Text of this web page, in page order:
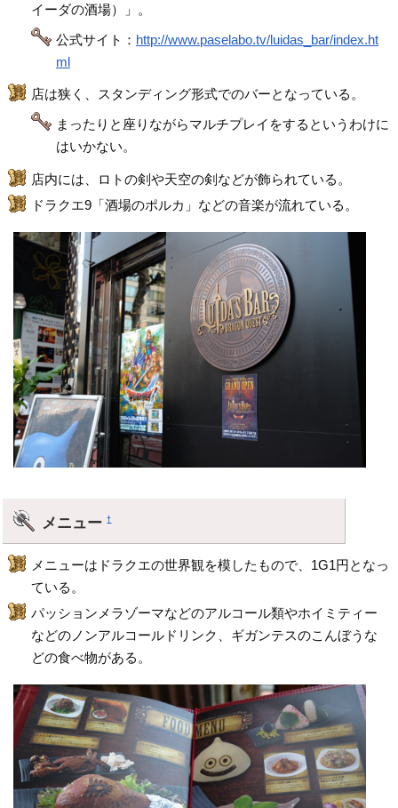
イーダの酒場）」。
公式サイト： http://www.paselabo.tv/luidas_bar/index.ht
ml
店は狭く、スタンディング形式でのバーとなっている。
まったりと座りながらマルチプレイをするというわけに
はいかない。
店内には、ロトの剣や天空の剣などが飾られている。
ドラクエ9「酒場のポルカ」などの音楽が流れている。
メニュー†
メニューはドラクエの世界観を模したもので、1G1円となっ
ている。
パッションメラゾーマなどのアルコール類やホイミティー
などのノンアルコールドリンク、ギガンテスのこんぼうな
どの食べ物がある。